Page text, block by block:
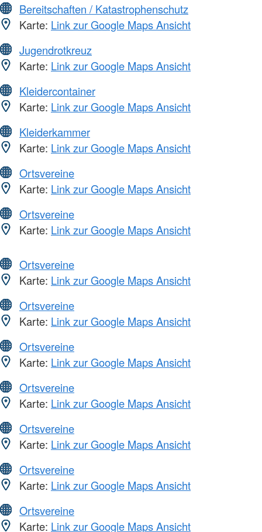
Bereitschaften / Katastrophenschutz
Karte: Link zur Google Maps Ansicht
Jugendrotkreuz
Karte: Link zur Google Maps Ansicht
Kleidercontainer
Karte: Link zur Google Maps Ansicht
Kleiderkammer
Karte: Link zur Google Maps Ansicht
Ortsvereine
Karte: Link zur Google Maps Ansicht
Ortsvereine
Karte: Link zur Google Maps Ansicht
Ortsvereine
Karte: Link zur Google Maps Ansicht
Ortsvereine
Karte: Link zur Google Maps Ansicht
Ortsvereine
Karte: Link zur Google Maps Ansicht
Ortsvereine
Karte: Link zur Google Maps Ansicht
Ortsvereine
Karte: Link zur Google Maps Ansicht
Ortsvereine
Karte: Link zur Google Maps Ansicht
Ortsvereine
Karte: Link zur Google Maps Ansicht